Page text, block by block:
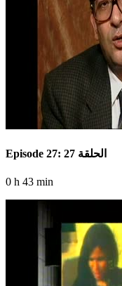
Episode 27: الحلقة 27
0 h 43 min